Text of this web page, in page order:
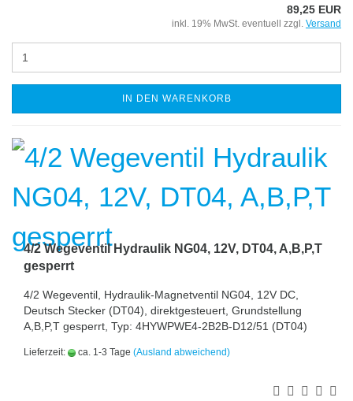
89,25 EUR
inkl. 19% MwSt. eventuell zzgl. Versand
IN DEN WARENKORB
4/2 Wegeventil Hydraulik NG04, 12V, DT04, A,B,P,T
gesperrt
4/2 Wegeventil, Hydraulik-Magnetventil NG04, 12V DC,
Deutsch Stecker (DT04), direktgesteuert, Grundstellung
A,B,P,T gesperrt, Typ: 4HYWPWE4-2B2B-D12/51 (DT04)
Lieferzeit: ca. 1-3 Tage (Ausland abweichend)